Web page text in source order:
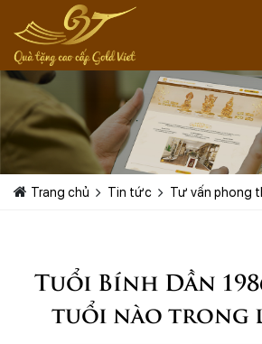
Trang chủ Tin tức Tư vấn phong
Tuổi Bính Dần
tuổi nào trong